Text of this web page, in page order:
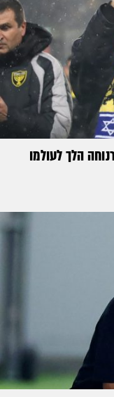
הלך לעולמו